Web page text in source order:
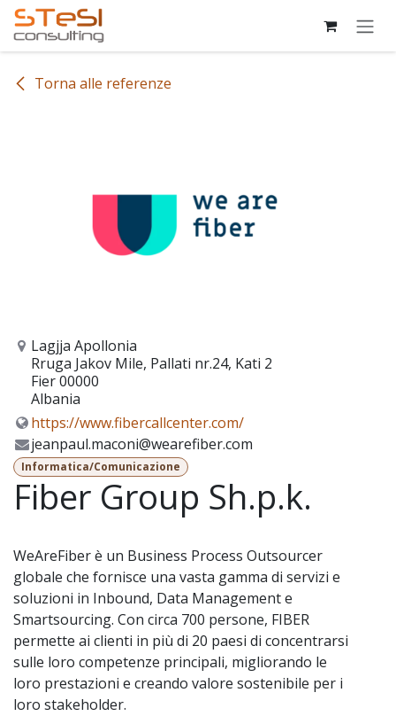
Passa al contenuto
Torna alle referenze
Lagjja Apollonia
Rruga Jakov Mile, Pallati nr.24, Kati 2
Fier 00000
Albania
https://www.fibercallcenter.com/
jeanpaul.maconi@wearefiber.com
Informatica/Comunicazione
Fiber Group Sh.p.k.
WeAreFiber è un Business Process Outsourcer
globale che fornisce una vasta gamma di servizi e
soluzioni in Inbound, Data Management e
Smartsourcing. Con circa 700 persone, FIBER
permette ai clienti in più di 20 paesi di concentrarsi
sulle loro competenze principali, migliorando le
loro prestazioni e creando valore sostenibile per i
loro stakeholder.